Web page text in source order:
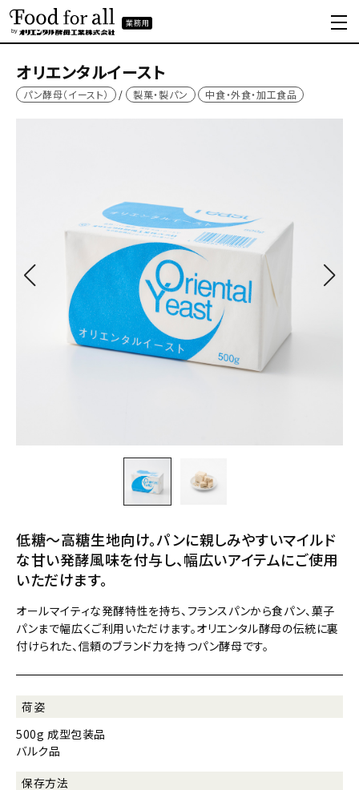
オリエンタルイースト
パン酵母（イースト） 製菓・製パン 中食・外食・加工食品
低糖～高糖生地向け。パンに親しみやすいマイルド
な甘い発酵風味を付与し、幅広いアイテムにご使用
いただけます。
オールマイティな発酵特性を持ち、フランスパンから食パン、菓子
パンまで幅広くご利用いただけます。オリエンタル酵母の伝統に裏
付けられた、信頼のブランド力を持つパン酵母です。
荷姿
500g 成型包装品
バルク品
保存方法